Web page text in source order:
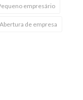
empresário
Abertura de empresa